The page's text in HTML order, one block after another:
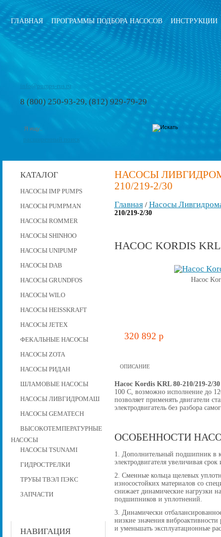
ГЛАВНАЯ ПРОГРАММЫ ПОДБОРА НАСОСОВ ИНСТРУКЦИИ
info@pumps-rus.ru
8 (800) 250-93-29, (812) 929-79-29
расширенный поиск
КАТАЛОГ
НАСОСЫ IMP PUMPS
НАСОСЫ PUMPMAN
НАСОСЫ ROMMER
НАСОСЫ SHINHOO
НАСОСЫ UNIPUMP
НАСОСЫ DAB
НАСОСЫ GRUNDFOS
НАСОСЫ WILO
НАСОСЫ HEISSKRAFT
НАСОСЫ JETEX
ФЕКАЛЬНЫЕ НАСОСЫ
НАСОСЫ ZOTA
НАСОСЫ РИДАН
ШЛАМОВЫЕ НАСОСЫ
НАСОСЫ ЛИВГИДРОМАШ
НАСОСЫ GEMATECH
ВЫСОКОТЕМПЕРАТУРНЫЕ
НАСОСЫ
НАСОСЫ TSUNAMI
ГИДРОСТРЕЛКИ
ТРУБЫ ТВЭЛ ПЭКС
ЗАПЧАСТИ
НАВИГАЦИЯ
НАСОСЫ
210/219-2/30
Главная/ Насосы
210/219-2/30
НАСОС KORDIS KRL
Насос
320 892 p
ОПИСАНИЕ
Насос Kordis KRL 80-210/219-2/
100 C, возможно исполнение до
позволяет применять двигатели
электродвигатель без разбора
ОСОБЕННОСТИ
1. Дополнительный подшипник в
электродвигателя увеличивая
2. Сменные кольца щелевых
износостойких материалов со
снижает динамические нагрузки
подшипников и уплотнений.
3. Динамически
низкие значения виброактивности
и уменьшать эксплуатационные